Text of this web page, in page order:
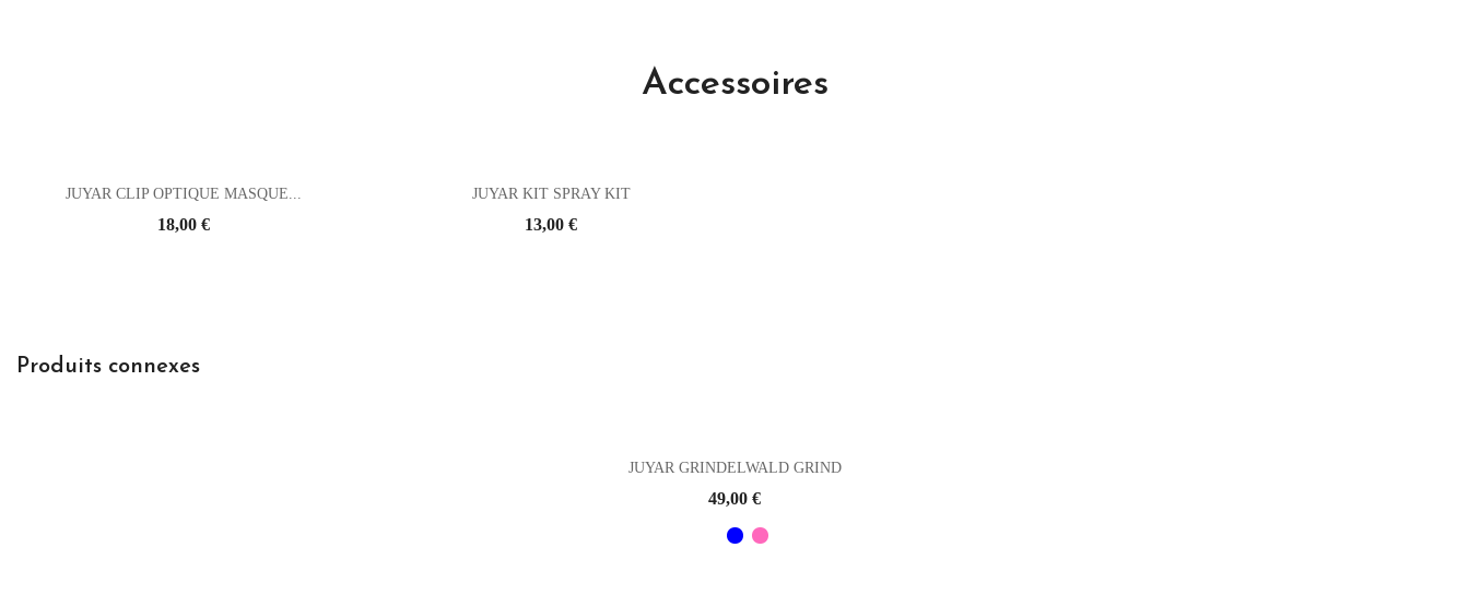
Accessoires
JUYAR CLIP OPTIQUE MASQUE...
Prix
18,00 €
JUYAR KIT SPRAY KIT
Prix
13,00 €
Produits connexes
JUYAR GRINDELWALD GRIND
Prix
49,00 €